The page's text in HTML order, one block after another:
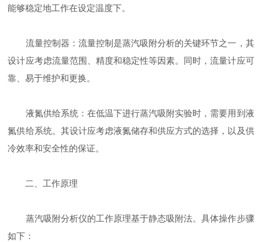
能够稳定地工作在设定温度下。
流量控制器：流量控制是蒸汽吸附分析的关键环节之一，其
设计应考虑流量范围、精度和稳定性等因素。同时，流量计应可
靠、易于维护和更换。
液氮供给系统：在低温下进行蒸汽吸附实验时，需要用到液
氮供给系统。其设计应考虑液氮储存和供应方式的选择，以及供
冷效率和安全性的保证。
二、工作原理
蒸汽吸附分析仪的工作原理基于静态吸附法。具体操作步骤
如下：